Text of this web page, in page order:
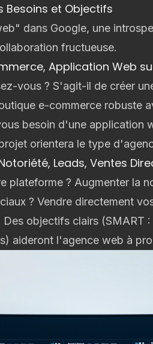
Besoins et Objectifs
dans Google, une
fructueuse.
Application Web
vous ? S'agit-il de créer
e-commerce robuste
besoin d'une application
orientera le type
Leads, Ventes
? Augmenter la
? Vendre directement
Des objectifs clairs (SMART
aideront l'agence web à